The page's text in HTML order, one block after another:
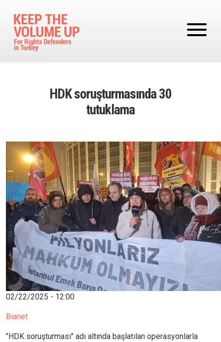
HDK soruşturmasında 30
tutuklama
Image
02/22/2025 - 12:00
Bianet
"HDK soruşturması" adı altında başlatılan operasyonlarla